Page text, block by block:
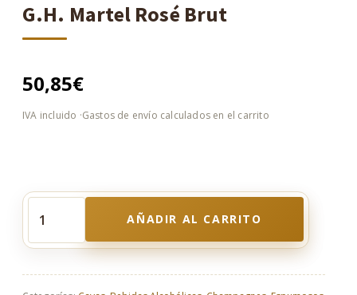
G.H. Martel Rosé Brut
50,85€
Martel
Brut
AÑADIR AL CARRITO